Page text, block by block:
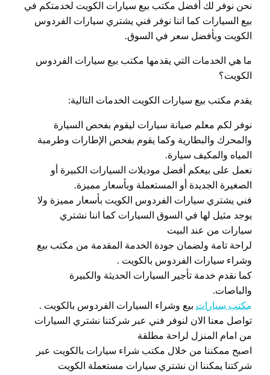
نحن نوفر لك أفضل مكتب بيع سيارات الكويت لخدمتكم في
بيع السيارات كما اننا نوفر فني يشتري سيارات الفردوس
الكويت وبأفضل سعر في السوق.
ما هي الخدمات التي يقدمها مكتب بيع سيارات الفردوس
الكويت؟
يقدم مكتب بيع سيارات الكويت الخدمات التالية:
نوفر لكم معلم صيانة سيارات ليقوم بفحص السيارة
والمحرك والبطارية وكما يقوم بفحص الإطارات وطرمبة
المياه والمكيف سيارة.
نعمل على بيعكم أفضل موديلات السيارات الكبيرة أو
الصغيرة الجديدة أو المستعملة وبأسعار مميزة.
فني يشتري سيارات الفردوس الكويت بأسعار مميزة ولا
يوجد مثيل لها في السوق السيارات كما اننا نشتري
سيارات من عند البيت
لراحة تامة ولضمان جودة الخدمة المقدمة من مكتب بيع
وشراء سيارات الفردوس بالكويت .
كما نقدم خدمة تأجير السيارات الحديثة والكبيرة
والباصات.
مكتب سيارات بيع وشراء السيارات الفردوس بالكويت .
تواصل معنا الان لنوفر فني عبر شركتنا نشتري السيارات
من امام المنزل لراحة مطلقة
اصبح ممكننا من خلال مكتب شراء سيارات بالكويت عبر
شركتنا يمكننا ان نشتري سيارات مستعملة الكويت